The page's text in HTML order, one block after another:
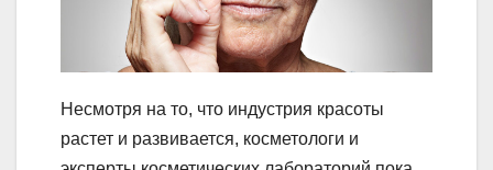
Несмотря на то, что индустрия красоты
растет и развивается, косметологи и